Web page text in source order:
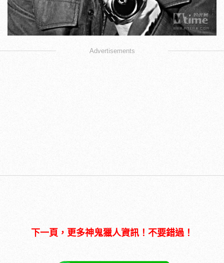
Advertisements
下一頁，更多神鬼獵人資訊！不要錯過！